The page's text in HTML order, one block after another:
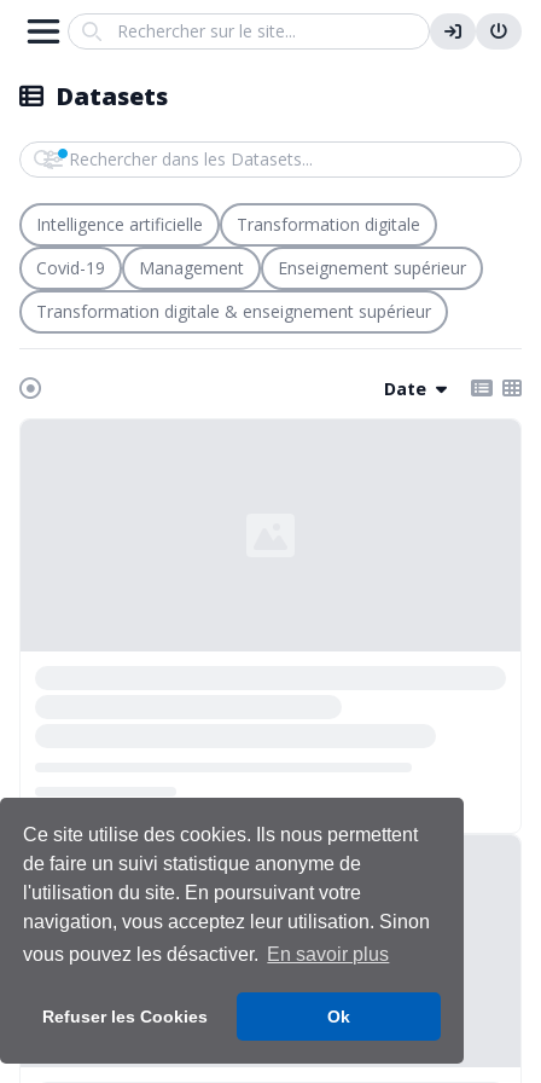
Ce site utilise des cookies. Ils nous permettent
de faire un suivi statistique anonyme de
l'utilisation du site. En poursuivant votre
navigation, vous acceptez leur utilisation. Sinon
vous pouvez les désactiver. En savoir plus
Refuser les Cookies Ok
Search
Datasets
Rechercher dans les Datasets
Intelligence artificielle
Transformation digitale
Covid-19
Management
Enseignement supérieur
Transformation digitale & enseignement supérieur
Date
Chargement...